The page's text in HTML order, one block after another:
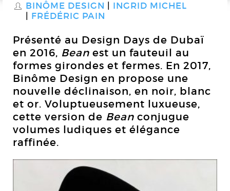
S BINÔME DESIGN
INGRID MICHEL
FRÉDÉRIC PAIN
Présenté au Design Days de Dubaï
en 2016, Bean est un fauteuil au
formes girondes et fermes. En 2017,
Binôme Design en propose une
nouvelle déclinaison, en noir, blanc
et or. Voluptueusement luxueuse,
cette version de Bean conjugue
volumes ludiques et élégance
raffinée.